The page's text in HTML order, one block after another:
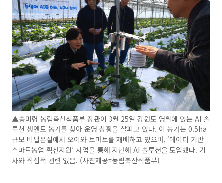
▲송미령 농림축산식품부 장관이 3월 25일 강원도 영월에 있는 AI 솔
루션 생앤토 농가를 찾아 운영 상황을 살피고 있다. 이 농가는 0.5ha
규모 비닐온실에서 오이와 토마토를 재배하고 있으며, ‘데이터 기반
스마트농업 확산지원’ 사업을 통해 지난해 AI 솔루션을 도입했다. 기
사와 직접적 관련 없음. (사진제공=농림축산식품부)